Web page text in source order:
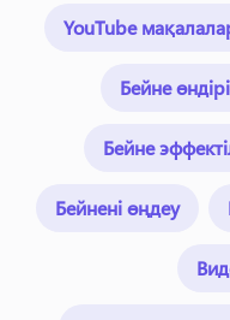
YouTube
Бейне
Бейне
Бейнені өңдеу